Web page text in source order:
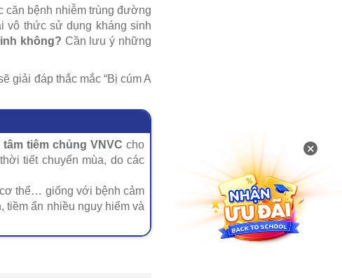
căn bệnh nhiễm trùng đường
vô thức sử dụng kháng sinh
không? Cần lưu ý những
giải đáp thắc mắc “Bị cúm A
tiêm chủng VNVC cho
tiết chuyển mùa, do các
cơ thể… giống với bệnh cảm
tiềm ẩn nhiều nguy hiểm và
×